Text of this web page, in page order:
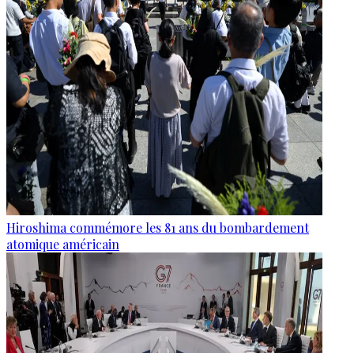
Hiroshima commémore les 81 ans du bombardement
atomique américain